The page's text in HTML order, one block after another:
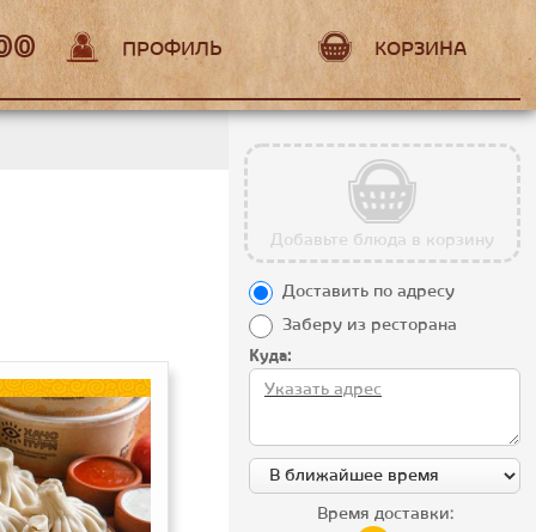
ПРОФИЛЬ КОРЗИНА
Добавьте блюда в корзину
Доставить по адресу
Заберу из ресторана
Куда:
Время доставки: